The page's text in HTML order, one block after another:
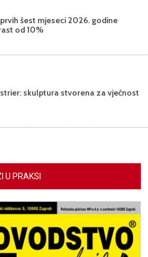
šest mjeseci 2026. godine
od 10%
skulptura stvorena za vječnost
U PRAKSI